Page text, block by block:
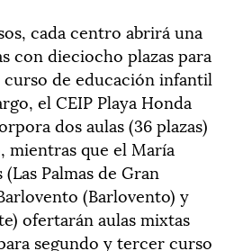
cada centro abrirá una
con dieciocho plazas para
de educación infantil
el CEIP Playa Honda
dos aulas (36 plazas)
mientras que el María
Palmas de Gran
(Barlovento) y
ofertarán aulas mixtas
segundo y tercer curso